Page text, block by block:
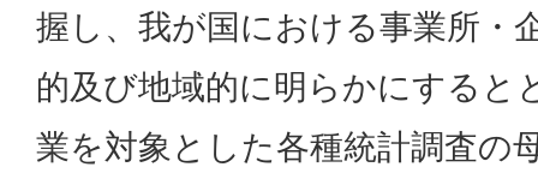
握し、我が国における事業所・
的及び地域的に明らかにすると
業を対象とした各種統計調査の